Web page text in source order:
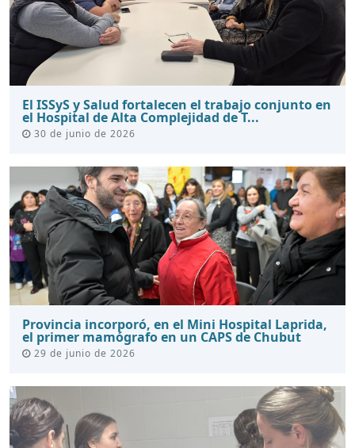
El ISSyS y Salud fortalecen el trabajo conjunto en
el Hospital de Alta Complejidad de T...
30 de junio de 2026
Provincia incorporó, en el Mini Hospital Laprida,
el primer mamógrafo en un CAPS de Chubut
29 de junio de 2026